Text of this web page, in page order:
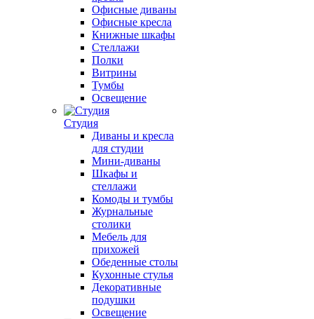
Офисные диваны
Офисные кресла
Книжные шкафы
Стеллажи
Полки
Витрины
Тумбы
Освещение
Студия
Диваны и кресла
для студии
Мини-диваны
Шкафы и
стеллажи
Комоды и тумбы
Журнальные
столики
Мебель для
прихожей
Обеденные столы
Кухонные стулья
Декоративные
подушки
Освещение